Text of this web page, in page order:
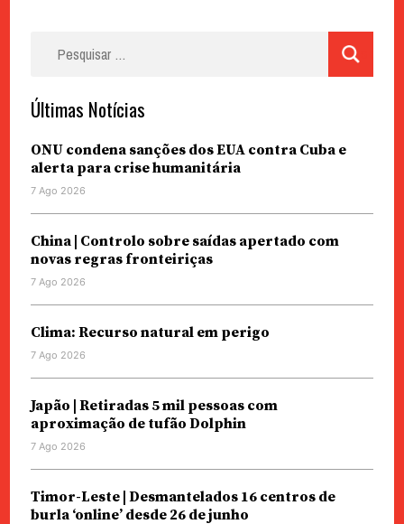
Últimas Notícias
ONU condena sanções dos EUA contra Cuba e
alerta para crise humanitária
7 Ago 2026
China | Controlo sobre saídas apertado com
novas regras fronteiriças
7 Ago 2026
Clima: Recurso natural em perigo
7 Ago 2026
Japão | Retiradas 5 mil pessoas com
aproximação de tufão Dolphin
7 Ago 2026
Timor-Leste | Desmantelados 16 centros de
burla ‘online’ desde 26 de junho